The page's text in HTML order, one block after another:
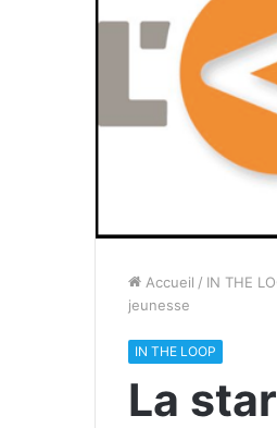
Accueil / IN THE
jeunesse
IN THE LOOP
La